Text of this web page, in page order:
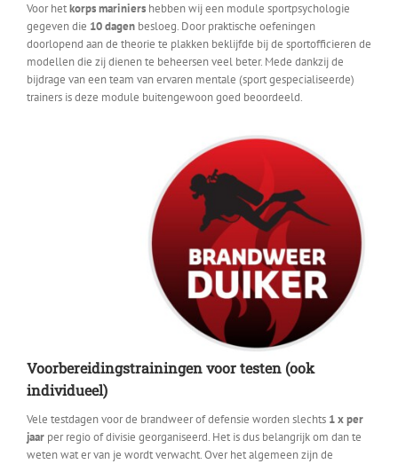
Voor hetkorps mariniershebben wij een module sportpsychologie
gegeven die 10 dagenbesloeg. Door praktische oefeningen
doorlopend aan de theorie te plakken beklijfde bij de sportofficieren de
modellen die zij dienen te beheersen veel beter. Mede dankzij de
bijdrage van een team van ervaren mentale (sport gespecialiseerde)
trainers is deze module buitengewoon goed beoordeeld.
Voorbereidingstrainingen voor testen (ook
individueel)
Vele testdagen voor de brandweer of defensie worden slechts1 x per
jaarper regio of divisie georganiseerd. Het is dus belangrijk om dan te
weten wat er van je wordt verwacht. Over het algemeen zijn de